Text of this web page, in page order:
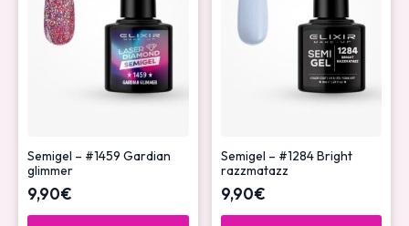
Semigel – #1459 Gardian
glimmer
9,90€
Semigel – #1284 Bright
razzmatazz
9,90€